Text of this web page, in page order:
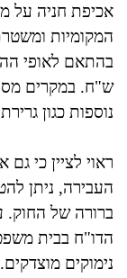
אכיפת חניה על
המקומיות
ש"ח. במקרים
נוספות כגון
ראוי לציין כי
העבירה, ניתן
ברורה של
הדו"ח בבית
נימוקים מוצדקים.